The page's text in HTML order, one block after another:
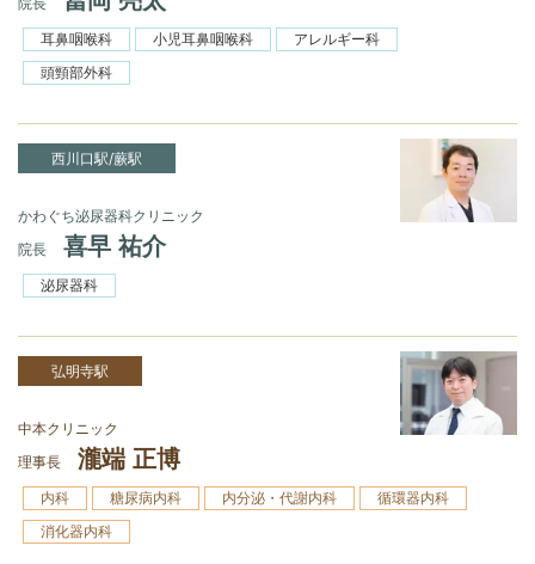
耳鼻咽喉科 小児耳鼻咽喉科
アレルギー科
頭頸部外科
西川口駅/蕨駅
かわぐち泌尿器科クリニック
院長
喜早 祐介
泌尿器科
弘明寺駅
中本クリニック
理事長
瀧端 正博
内科 糖尿病内科 内分泌・代謝内科
循環器内科
消化器内科